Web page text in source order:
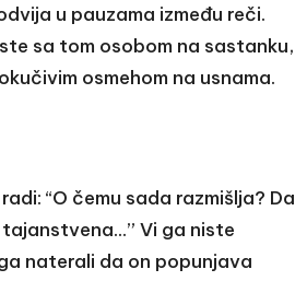
u pauzama između reči.
sa tom osobom na sastanku,
osmehom na usnama.
“O čemu sada razmišlja? Da
tajanstvena…” Vi ga niste
naterali da on popunjava